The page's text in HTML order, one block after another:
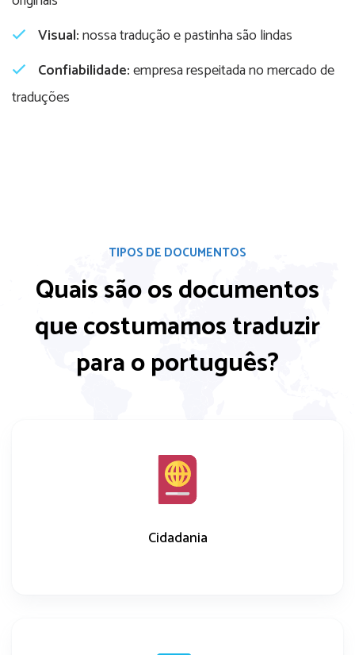
Visual:nossa tradução e pastinha são lindas
Confiabilidade:empresa respeitada no mercado de
traduções
TIPOS DE DOCUMENTOS
Quais são os documentos
que costumamostraduzir
para o português?
Cidadania